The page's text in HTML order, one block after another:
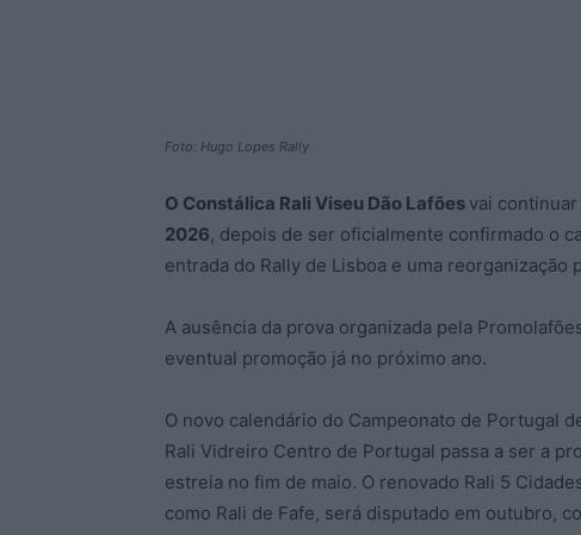
Foto: Hugo Lopes Rally
O Constálica Rali Viseu Dão Lafões vai
2026, depois de ser oficialmente confirmado o
entrada do Rally de Lisboa e uma reorganização
A ausência da prova organizada pela
eventual promoção já no próximo ano.
O novo calendário do Campeonato de Portugal
Rali Vidreiro Centro de Portugal passa a ser a
estreia no fim de maio. O renovado Rali 5
como Rali de Fafe, será disputado em outubro,